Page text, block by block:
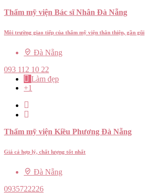
Thẩm mỹ viện Bác sĩ Nhân Đà Nẵng
Môi trường giao tiếp của thẩm mỹ viện thân thiện, gần gũi
Đà Nẵng
093 112 10 22
Làm đẹp
+1
Thẩm mỹ viện Kiều Phương Đà Nẵng
Giá cả hợp lý, chất lượng tốt nhất
Đà Nẵng
0935722226